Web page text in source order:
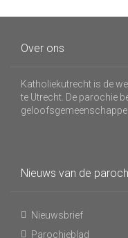
Over ons
Katholiekutrecht is de
te Utrecht. De parochie
Nieuws van de
Nieuwsbrief
Parochieblad